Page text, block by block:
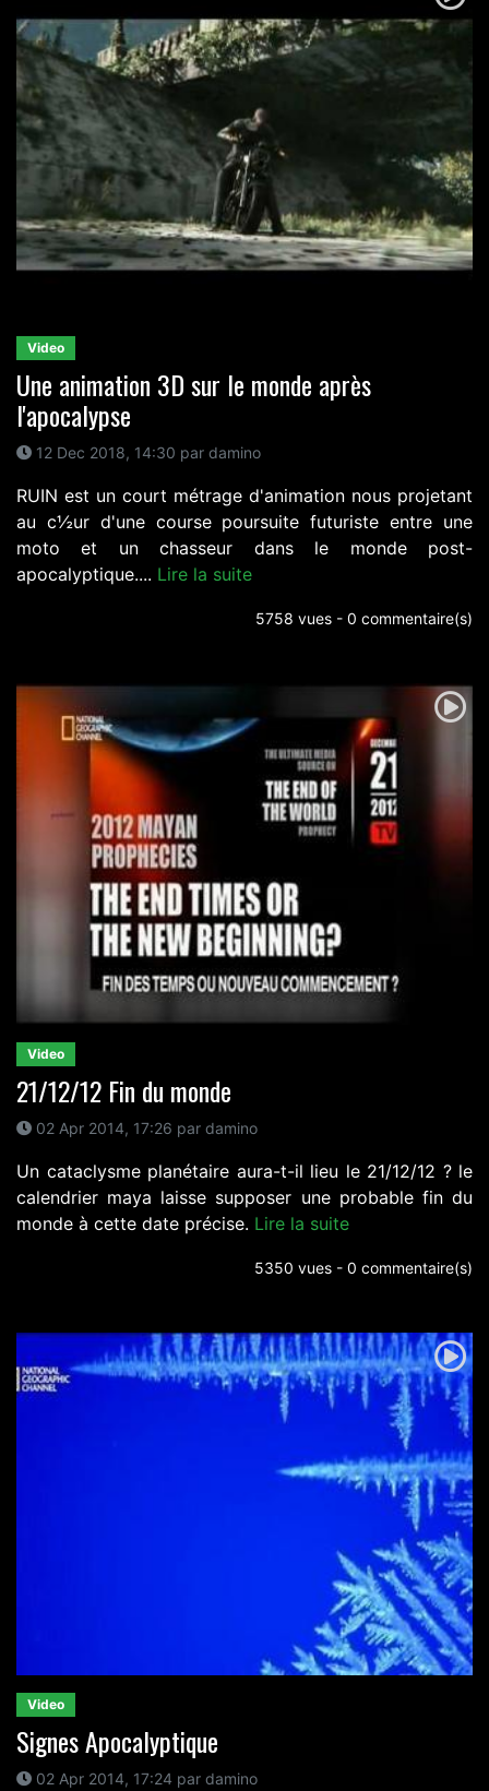
Video
Une animation 3D sur le monde après
l'apocalypse
12 Dec 2018, 14:30 par damino
RUIN est un court métrage d'animation nous projetant
au c½ur d'une course poursuite futuriste entre une
moto et un chasseur dans le monde post-
apocalyptique.... Lire la suite
5758 vues - 0 commentaire(s)
Video
21/12/12 Fin du monde
02 Apr 2014, 17:26 par damino
Un cataclysme planétaire aura-t-il lieu le 21/12/12 ? le
calendrier maya laisse supposer une probable fin du
monde à cette date précise. Lire la suite
5350 vues - 0 commentaire(s)
Video
Signes Apocalyptique
02 Apr 2014, 17:24 par damino